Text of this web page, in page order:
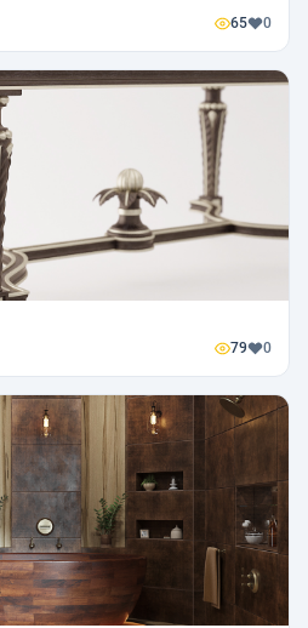
65 0
79 0